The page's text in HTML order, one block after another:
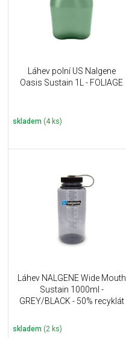
Láhev polní US Nalgene
Oasis Sustain 1L - FOLIAGE
skladem (4 ks)
Láhev NALGENE Wide Mouth
Sustain 1000ml -
GREY/BLACK - 50% recyklát
skladem (2 ks)